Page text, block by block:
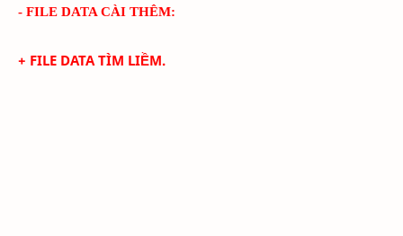
- FILE DATA CÀI THÊM:
+ FILE DATA TÌM LIỀM.